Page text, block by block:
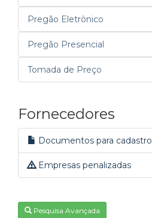
Pregão Eletrônico
Pregão Presencial
Tomada de Preço
Fornecedores
Documentos para cadastro
Empresas penalizadas
Pesquisa Avançada